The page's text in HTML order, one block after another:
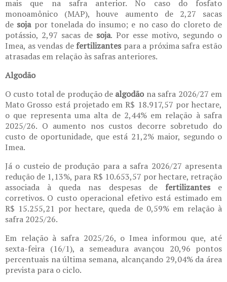
mais que na safra anterior. No caso do fosfato
monoamônico (MAP), houve aumento de 2,27 sacas
de sojapor tonelada do insumo; e no caso do cloreto de
potássio, 2,97 sacas de soja. Por esse motivo, segundo o
Imea, as vendas defertilizantespara a próxima safra estão
atrasadas em relação às safras anteriores.
Algodão
O custo total de produção de algodão na safra 2026/27 em
Mato Grosso está projetado em R$ 18.917,57 por hectare,
o que representa uma alta de 2,44% em relação à safra
2025/26. O aumento nos custos decorre sobretudo do
custo de oportunidade, que está 21,2% maior, segundo o
Imea.
Já o custeio de produção para a safra 2026/27 apresenta
redução de 1,13%, para R$ 10.653,57 por hectare, retração
associada à queda nas despesas de fertilizantese
corretivos. O custo operacional efetivo está estimado em
R$ 15.255,21 por hectare, queda de 0,59% em relação à
safra 2025/26.
Em relação à safra 2025/26, o Imea informou que, até
sexta-feira (16/1), a semeadura avançou 20,96 pontos
percentuais na última semana, alcançando 29,04% da área
prevista para o ciclo.